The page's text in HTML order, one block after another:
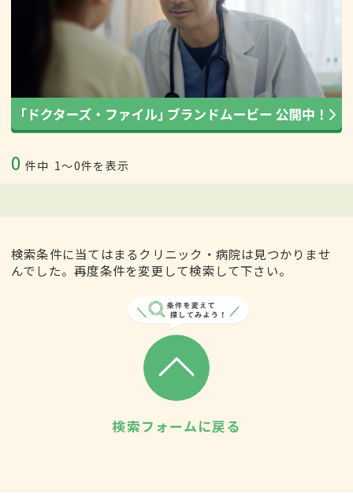
0 件中 1〜0件を表示
検索条件に当てはまるクリニック・病院は見つかりませ
んでした。再度条件を変更して検索して下さい。
検索フォームに戻る